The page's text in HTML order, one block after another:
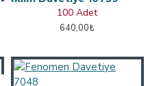
100 Adet
640,00₺